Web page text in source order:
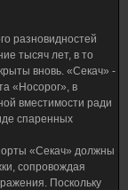
разновидностей
тысяч лет, в то
вновь. «Секач» -
«Носорог», в
вместимости ради
спаренных
«Секач» должны
сопровождая
Поскольку